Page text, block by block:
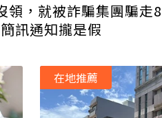
領，就被詐騙集團騙
訊通知攏是假
在地推薦